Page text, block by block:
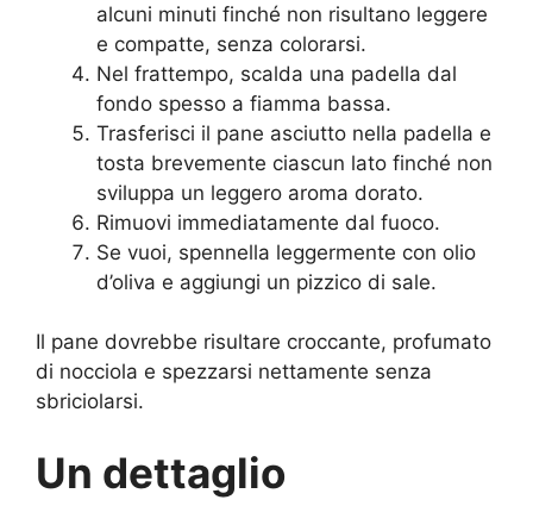
alcuni minuti finché non risultano leggere
e compatte, senza colorarsi.
Nel frattempo, scalda una padella dal
fondo spesso a fiamma bassa.
Trasferisci il pane asciutto nella padella e
tosta brevemente ciascun lato finché non
sviluppa un leggero aroma dorato.
Rimuovi immediatamente dal fuoco.
Se vuoi, spennella leggermente con olio
d’oliva e aggiungi un pizzico di sale.
Il pane dovrebbe risultare croccante, profumato
di nocciola e spezzarsi nettamente senza
sbriciolarsi.
Un dettaglio